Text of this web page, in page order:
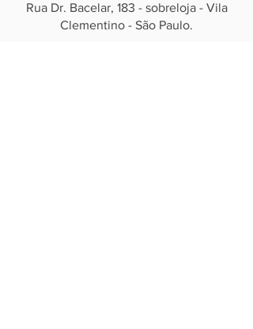
Rua Dr. Bacelar, 183 - sobreloja - Vila
Clementino - São Paulo.